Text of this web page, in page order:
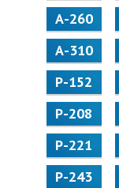
А-260
А-310
Р-152
Р-208
Р-221
Р-243